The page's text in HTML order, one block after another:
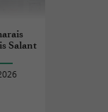
Salant